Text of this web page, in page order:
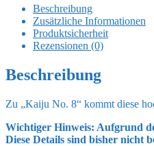
Toonize
PVC
Statue
Kikoru
Normal
Color
13
Menge
Beschreibung
Zusätzliche Informationen
Produktsicherheit
Rezensionen (0)
Beschreibung
Zu „Kaiju No. 8“ kommt diese
Wichtiger Hinweis: Aufgrund
Diese Details sind bisher nicht